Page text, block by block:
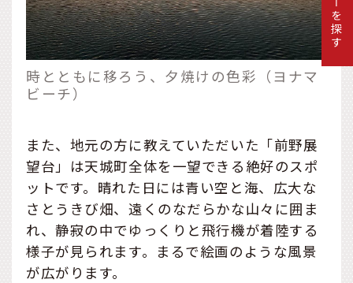
時とともに移ろう、夕焼けの色彩（ヨナマ
ビーチ）
また、地元の方に教えていただいた「前野展
望台」は天城町全体を一望できる絶好のスポ
ットです。晴れた日には青い空と海、広大な
さとうきび畑、遠くのなだらかな山々に囲ま
れ、静寂の中でゆっくりと飛行機が着陸する
様子が見られます。まるで絵画のような風景
が広がります。